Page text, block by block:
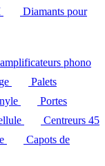
Diamants pour
phono
Palets
Portes
Centreurs 45
Capots de